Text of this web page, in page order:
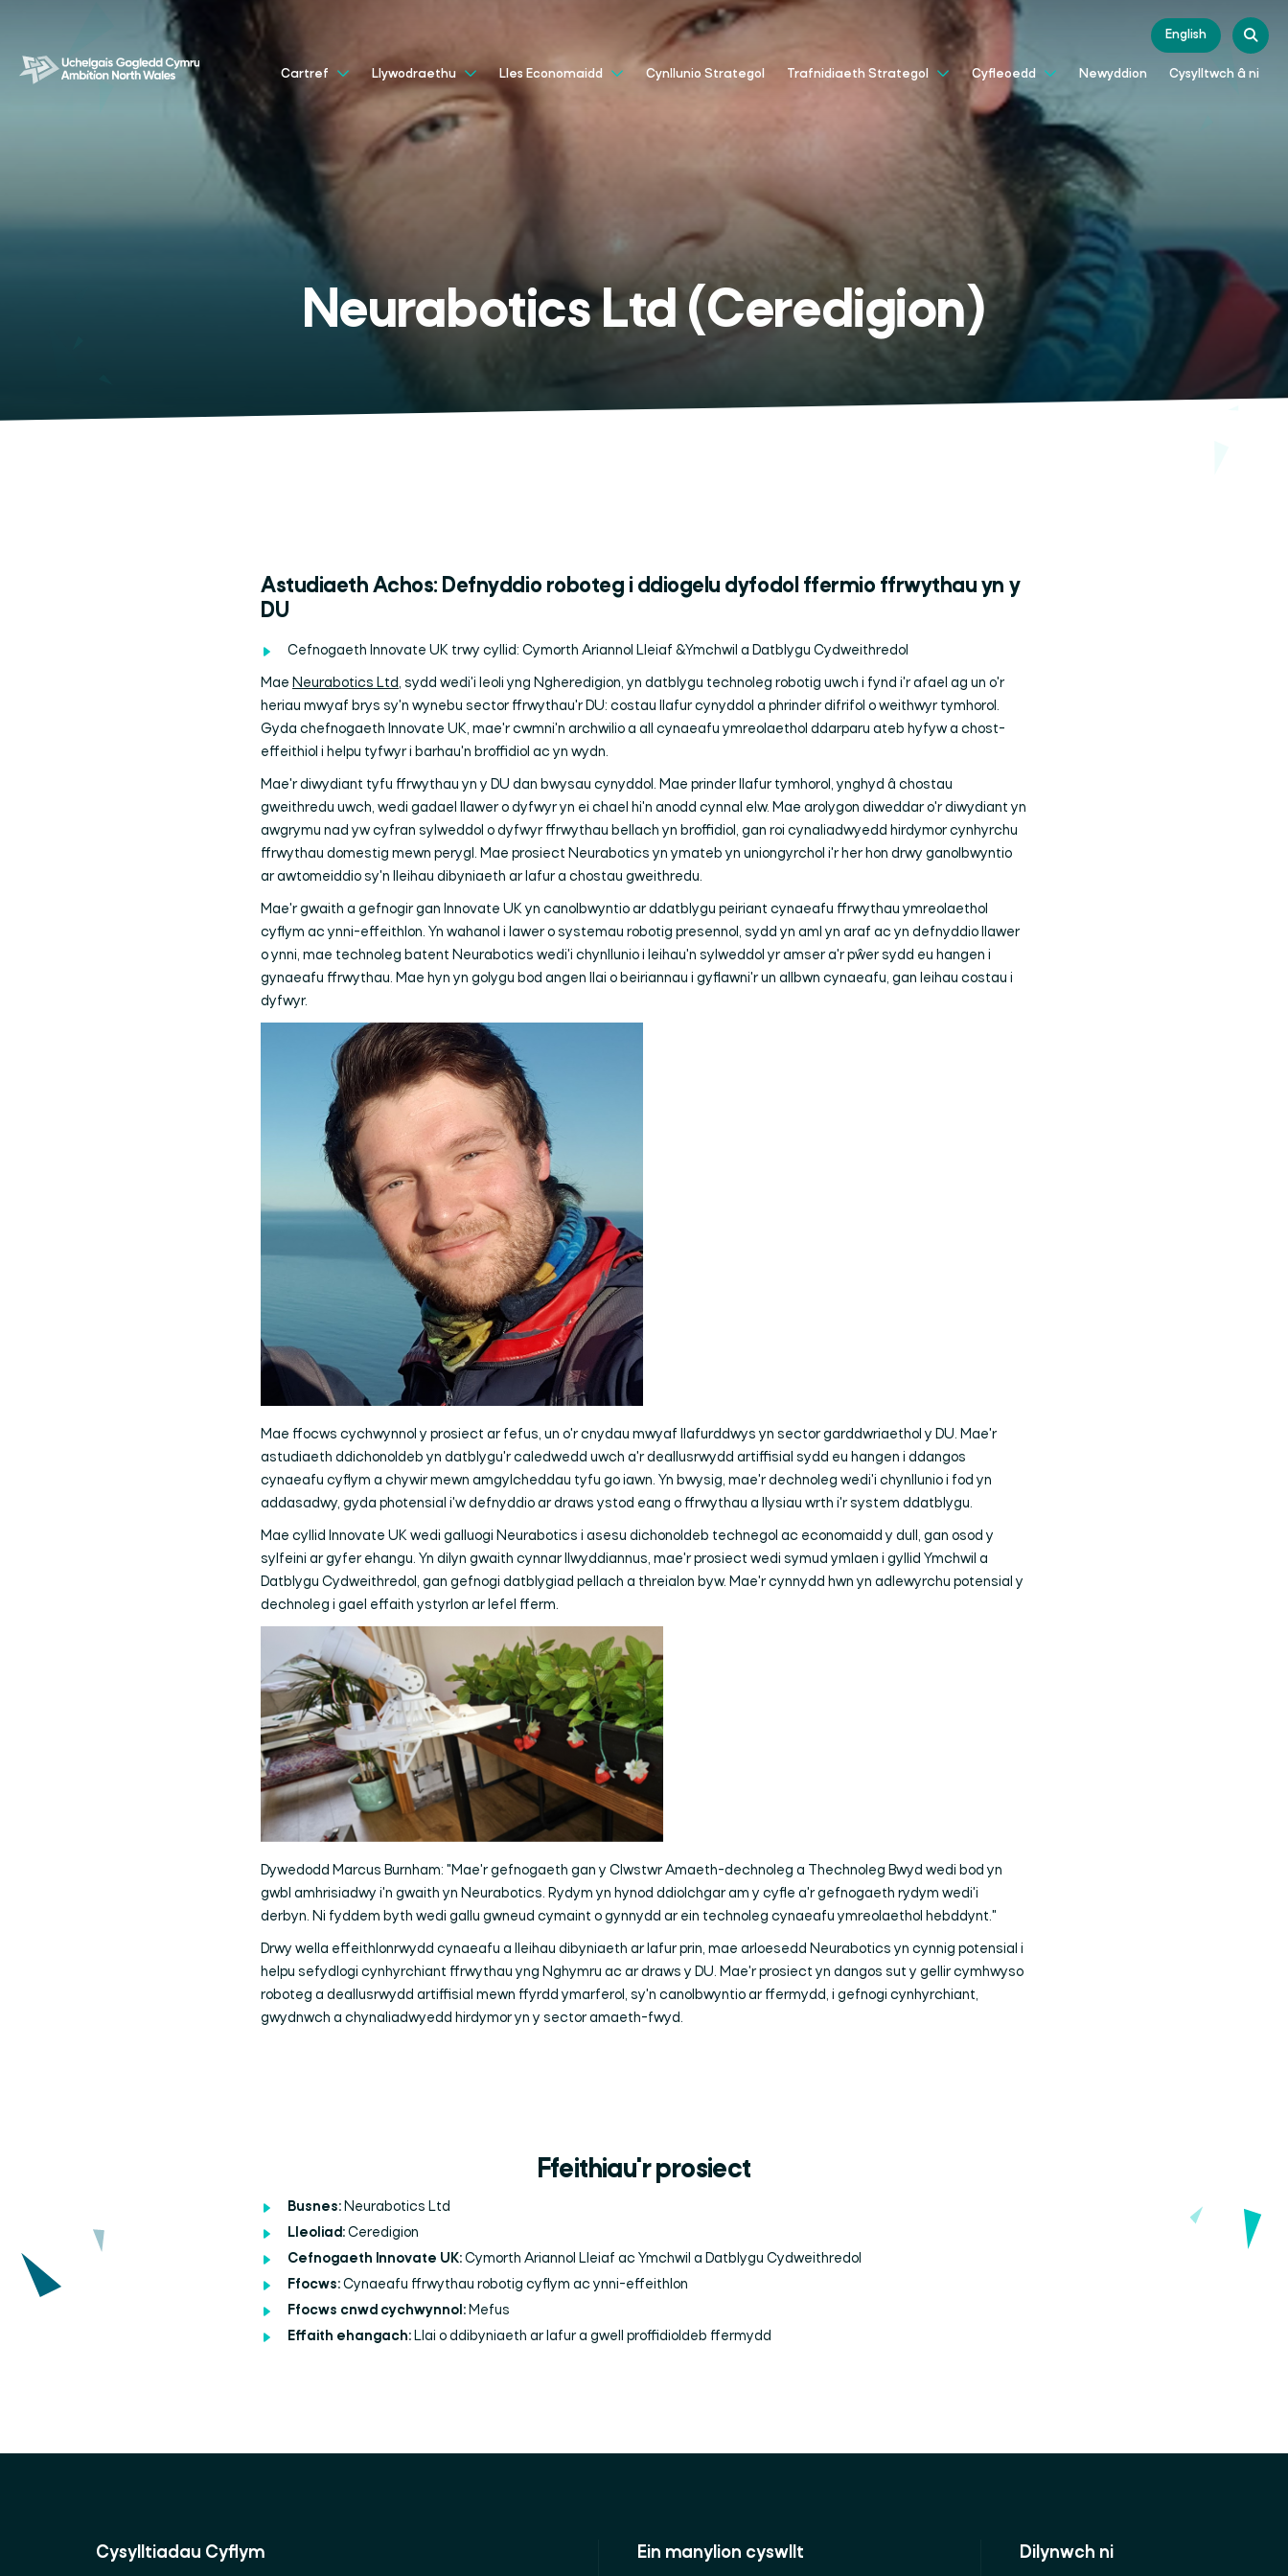
English
Chwilio
Cartref Llywodraethu Lles Economaidd Cynllunio Strategol Trafnidiaeth Strategol Cyfleoedd Newyddion Cysylltwch â ni
Neurabotics Ltd (Ceredigion)
Astudiaeth Achos: Defnyddio roboteg i ddiogelu dyfodol ffermio ffrwythau yn y
DU
Cefnogaeth Innovate UK trwy cyllid: Cymorth Ariannol Lleiaf &Ymchwil a Datblygu Cydweithredol
Mae Neurabotics Ltd, sydd wedi'i leoli yng Ngheredigion, yn datblygu technoleg robotig uwch i fynd i'r afael ag un o'r
heriau mwyaf brys sy'n wynebu sector ffrwythau'r DU: costau llafur cynyddol a phrinder difrifol o weithwyr tymhorol.
Gyda chefnogaeth Innovate UK, mae'r cwmni'n archwilio a all cynaeafu ymreolaethol ddarparu ateb hyfyw a chost-
effeithiol i helpu tyfwyr i barhau'n broffidiol ac yn wydn.
Mae'r diwydiant tyfu ffrwythau yn y DU dan bwysau cynyddol. Mae prinder llafur tymhorol, ynghyd â chostau
gweithredu uwch, wedi gadael llawer o dyfwyr yn ei chael hi'n anodd cynnal elw. Mae arolygon diweddar o'r diwydiant yn
awgrymu nad yw cyfran sylweddol o dyfwyr ffrwythau bellach yn broffidiol, gan roi cynaliadwyedd hirdymor cynhyrchu
ffrwythau domestig mewn perygl. Mae prosiect Neurabotics yn ymateb yn uniongyrchol i'r her hon drwy ganolbwyntio
ar awtomeiddio sy'n lleihau dibyniaeth ar lafur a chostau gweithredu.
Mae'r gwaith a gefnogir gan Innovate UK yn canolbwyntio ar ddatblygu peiriant cynaeafu ffrwythau ymreolaethol
cyflym ac ynni-effeithlon. Yn wahanol i lawer o systemau robotig presennol, sydd yn aml yn araf ac yn defnyddio llawer
o ynni, mae technoleg batent Neurabotics wedi'i chynllunio i leihau'n sylweddol yr amser a'r pŵer sydd eu hangen i
gynaeafu ffrwythau. Mae hyn yn golygu bod angen llai o beiriannau i gyflawni'r un allbwn cynaeafu, gan leihau costau i
dyfwyr.
Mae ffocws cychwynnol y prosiect ar fefus, un o'r cnydau mwyaf llafurddwys yn sector garddwriaethol y DU. Mae'r
astudiaeth ddichonoldeb yn datblygu'r caledwedd uwch a'r deallusrwydd artiffisial sydd eu hangen i ddangos
cynaeafu cyflym a chywir mewn amgylcheddau tyfu go iawn. Yn bwysig, mae'r dechnoleg wedi'i chynllunio i fod yn
addasadwy, gyda photensial i'w defnyddio ar draws ystod eang o ffrwythau a llysiau wrth i'r system ddatblygu.
Mae cyllid Innovate UK wedi galluogi Neurabotics i asesu dichonoldeb technegol ac economaidd y dull, gan osod y
sylfeini ar gyfer ehangu. Yn dilyn gwaith cynnar llwyddiannus, mae'r prosiect wedi symud ymlaen i gyllid Ymchwil a
Datblygu Cydweithredol, gan gefnogi datblygiad pellach a threialon byw. Mae'r cynnydd hwn yn adlewyrchu potensial y
dechnoleg i gael effaith ystyrlon ar lefel fferm.
Dywedodd Marcus Burnham: "Mae'r gefnogaeth gan y Clwstwr Amaeth-dechnoleg a Thechnoleg Bwyd wedi bod yn
gwbl amhrisiadwy i'n gwaith yn Neurabotics. Rydym yn hynod ddiolchgar am y cyfle a'r gefnogaeth rydym wedi'i
derbyn. Ni fyddem byth wedi gallu gwneud cymaint o gynnydd ar ein technoleg cynaeafu ymreolaethol hebddynt."
Drwy wella effeithlonrwydd cynaeafu a lleihau dibyniaeth ar lafur prin, mae arloesedd Neurabotics yn cynnig potensial i
helpu sefydlogi cynhyrchiant ffrwythau yng Nghymru ac ar draws y DU. Mae'r prosiect yn dangos sut y gellir cymhwyso
roboteg a deallusrwydd artiffisial mewn ffyrdd ymarferol, sy'n canolbwyntio ar ffermydd, i gefnogi cynhyrchiant,
gwydnwch a chynaliadwyedd hirdymor yn y sector amaeth-fwyd.
Ffeithiau'r prosiect
Busnes: Neurabotics Ltd
Lleoliad:Ceredigion
Cefnogaeth Innovate UK:Cymorth Ariannol Lleiaf ac Ymchwil a Datblygu Cydweithredol
Ffocws:Cynaeafu ffrwythau robotig cyflym ac ynni-effeithlon
Ffocws cnwd cychwynnol: Mefus
Effaith ehangach: Llai o ddibyniaeth ar lafur a gwell proffidioldeb ffermydd
Cysylltiadau Cyflym Ein manylion cyswllt Dilynwch ni